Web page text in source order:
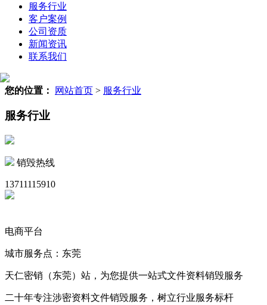
服务行业
客户案例
公司资质
新闻资讯
联系我们
您的位置： 网站首页 > 服务行业
服务行业
销毁热线
13711115910
电商平台
城市服务点：东莞
天仁密销（东莞）站，为您提供一站式文件资料销毁服务
二十年专注涉密资料文件销毁服务，树立行业服务标杆